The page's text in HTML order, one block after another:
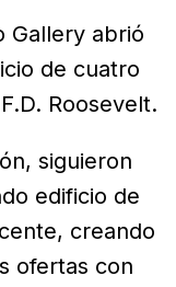
Gallery abrió
de cuatro
Roosevelt.
siguieron
edificio de
creando
ofertas con